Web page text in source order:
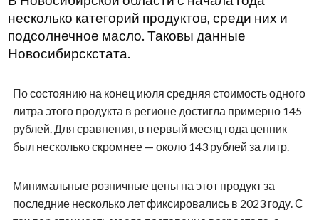
несколько категорий продуктов, среди них и
подсолнечное масло. Таковы данные
Новосибирскстата.
По состоянию на конец июля средняя стоимость одного
литра этого продукта в регионе достигла примерно 145
рублей. Для сравнения, в первый месяц года ценник
был несколько скромнее — около 143 рублей за литр.
Минимальные розничные цены на этот продукт за
последние несколько лет фиксировались в 2023 году. С